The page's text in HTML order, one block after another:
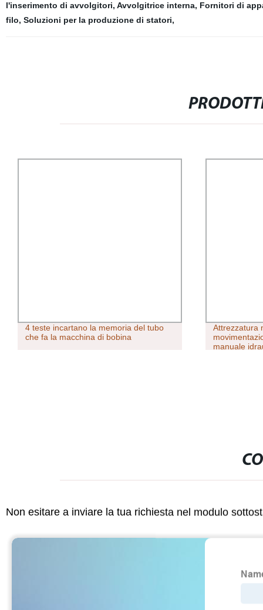
l'inserimento di avvolgitori, Avvolgitrice interna, Fornitori di
filo, Soluzioni per la produzione di statori,
4 teste incartano la memoria del tubo
che fa la macchina di bobina
Attrezzatura
manuale
Non esitare a inviare la tua richiesta nel modulo